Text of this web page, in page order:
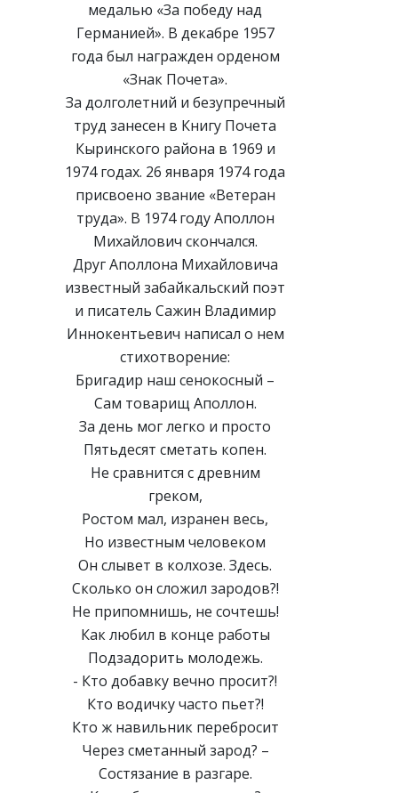
медалью «За победу над
Германией». В декабре 1957
года был награжден орденом
«Знак Почета».
За долголетний и безупречный
труд занесен в Книгу Почета
Кыринского района в 1969 и
1974 годах. 26 января 1974 года
присвоено звание «Ветеран
труда». В 1974 году Аполлон
Михайлович скончался.
Друг Аполлона Михайловича
известный забайкальский поэт
и писатель Сажин Владимир
Иннокентьевич написал о нем
стихотворение:
Бригадир наш сенокосный –
Сам товарищ Аполлон.
За день мог легко и просто
Пятьдесят сметать копен.
Не сравнится с древним
греком,
Ростом мал, изранен весь,
Но известным человеком
Он слывет в колхозе. Здесь.
Сколько он сложил зародов?!
Не припомнишь, не сочтешь!
Как любил в конце работы
Подзадорить молодежь.
- Кто добавку вечно просит?!
Кто водичку часто пьет?!
Кто ж навильник перебросит
Через сметанный зарод? –
Состязание в разгаре.